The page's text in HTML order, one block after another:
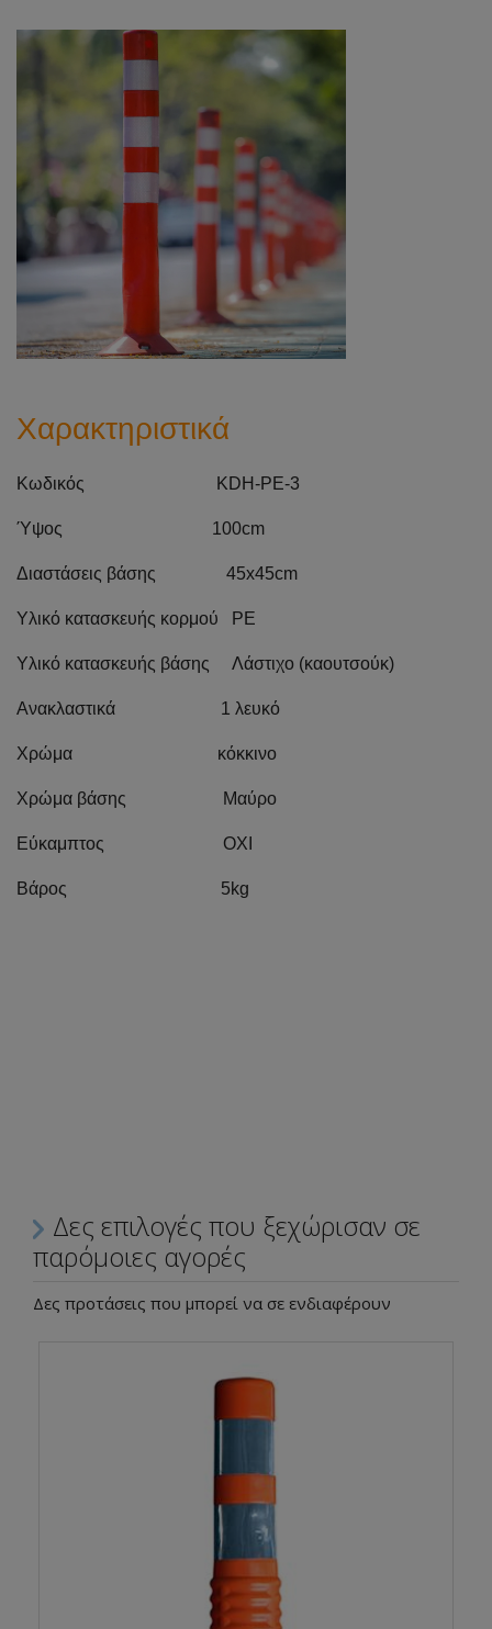
Χαρακτηριστικά
Κωδικός KDH-PE-3
Ύψος 100cm
Διαστάσεις βάσης 45x45cm
Υλικό κατασκευής κορμού PE
Υλικό κατασκευής βάσης Λάστιχο (καουτσούκ)
Ανακλαστικά 1 λευκό
Χρώμα κόκκινο
Χρώμα βάσης Μαύρο
Εύκαμπτος ΟΧΙ
Βάρος 5kg
Δες επιλογές που ξεχώρισαν σε
παρόμοιες αγορές
Δες προτάσεις που μπορεί να σε ενδιαφέρουν